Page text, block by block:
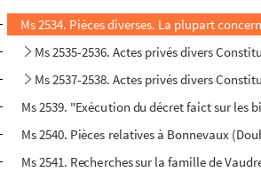
Ms 2534. Pièces diverses. La plupart
Ms 2535-2536. Actes privés divers
Ms 2537-2538. Actes privés divers
Ms 2539. "Exécution du décret faict sur les
Ms 2540. Pièces relatives à Bonnevaux
Ms 2541. Recherches sur la famille de